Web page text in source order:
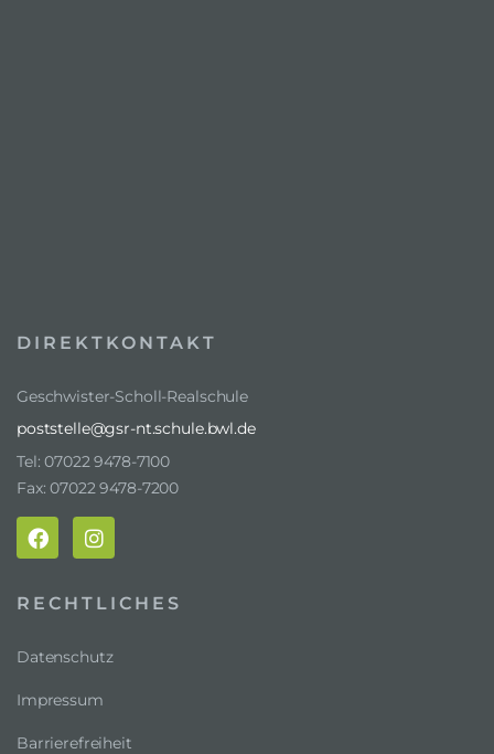
DIREKTKONTAKT
Geschwister-Scholl-Realschule
poststelle@gsr-nt.schule.bwl.de
Tel: 07022 9478-7100
Fax: 07022 9478-7200
RECHTLICHES
Datenschutz
Impressum
Barrierefreiheit